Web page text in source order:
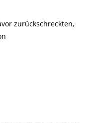
zurückschreckten,